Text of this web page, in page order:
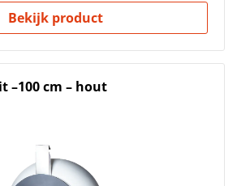
Bekijk product
–100 cm – hout